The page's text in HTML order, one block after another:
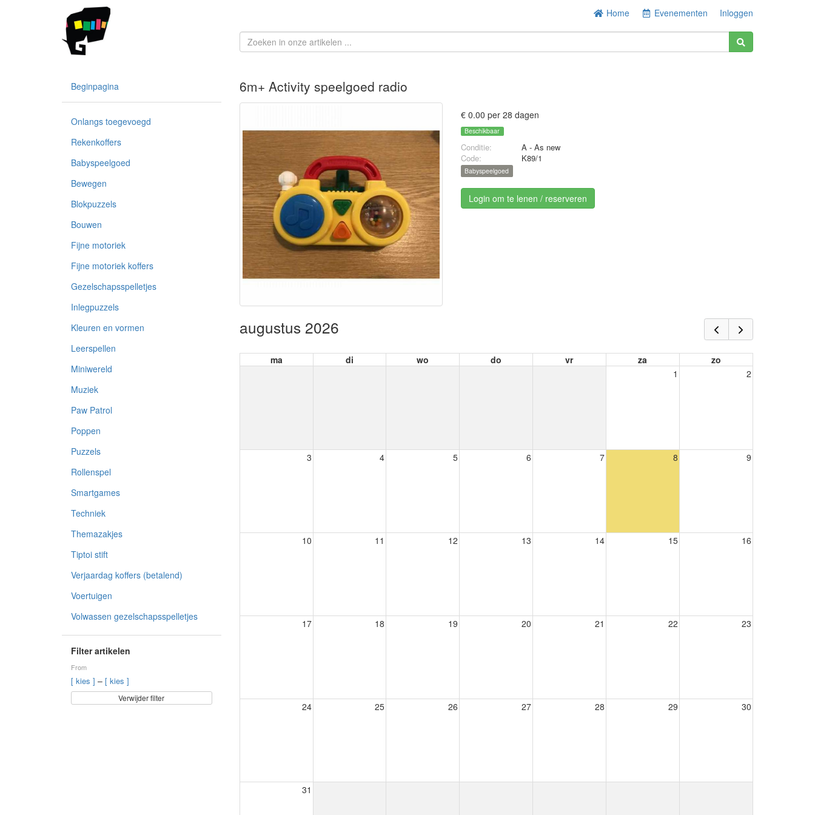
Home Evenementen Inloggen
Beginpagina
Onlangs toegevoegd
Rekenkoffers
Babyspeelgoed
Bewegen
Blokpuzzels
Bouwen
Fijne motoriek
Fijne motoriek koffers
Gezelschapsspelletjes
Inlegpuzzels
Kleuren en vormen
Leerspellen
Miniwereld
Muziek
Paw Patrol
Poppen
Puzzels
Rollenspel
Smartgames
Techniek
Themazakjes
Tiptoi stift
Verjaardag koffers (betalend)
Voertuigen
Volwassen gezelschapsspelletjes
Filter artikelen
From
[ kies ] – [ kies ]
Verwijder filter
6m+ Activity speelgoed radio
€ 0.00 per 28 dagen
Beschikbaar
Conditie:
A - As new
Code:
K89/1
Babyspeelgoed
Login om te lenen / reserveren
augustus 2026
ma di wo do vr za
zo
1
2
3 4 5 6 7 8 9
10 11 12 13 14 15 16
17 18 19 20 21 22 23
24 25 26 27 28 29 30
31